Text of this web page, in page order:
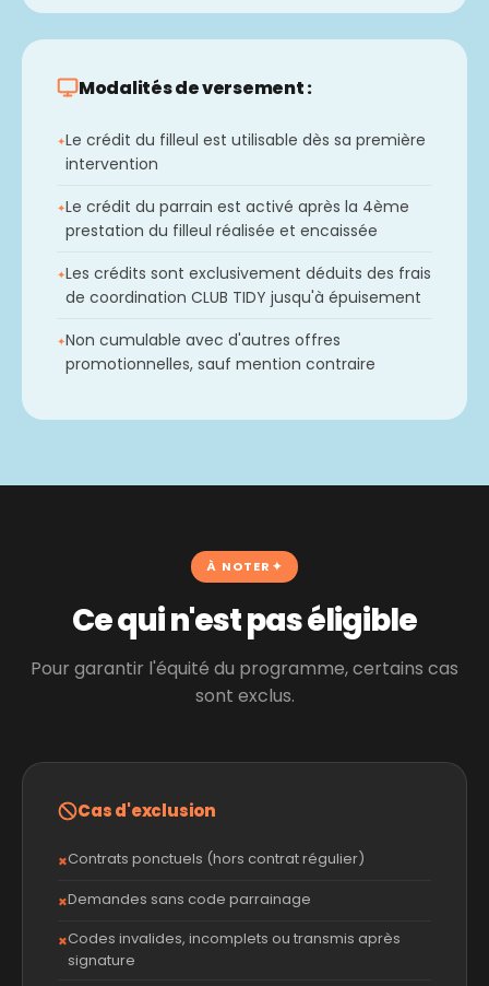
Modalités de versement :
Le crédit du filleul est utilisable dès sa première
intervention
Le crédit du parrain est activé après la 4ème
prestation du filleul réalisée et encaissée
Les crédits sont exclusivement déduits des frais
de coordination CLUB TIDY jusqu'à épuisement
Non cumulable avec d'autres offres
promotionnelles, sauf mention contraire
À NOTER
Ce qui n'est pas éligible
Pour garantir l'équité du programme, certains cas
sont exclus.
Cas d'exclusion
Contrats ponctuels (hors contrat régulier)
Demandes sans code parrainage
Codes invalides, incomplets ou transmis après
signature